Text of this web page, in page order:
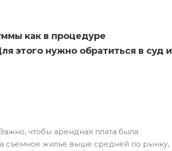
как в процедуре
этого нужно обратиться в суд и
чтобы арендная плата была
съёмное жильё выше средней по рынку,